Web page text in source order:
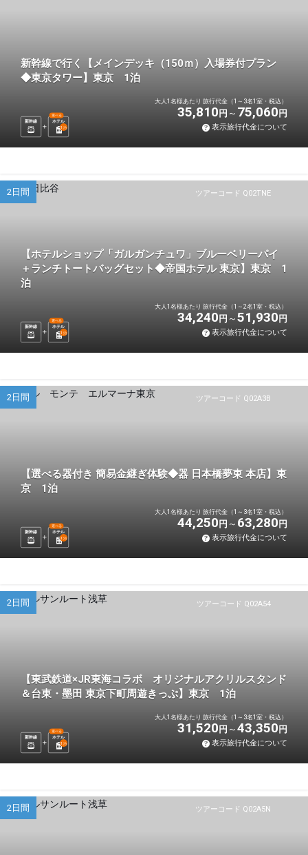
新幹線で行く【メインデッキ（150ｍ）入場券付プラン
◆東京タワー】東京 1泊
新幹線 ホテル
選べる
1 泊
大人1名様あたり 旅行代金（1～3名1室・税込）
35,810 円 75,060 円
表示旅行代金について
ツアーコード Q02TNE
2日間
【ホテルショップ「ガルガンチュワ」ブルーベリーパイ
＋ランチトートバッグセット◆帝国ホテル 東京】東京 1
泊
新幹線 ホテル
選べる
1 泊
大人1名様あたり 旅行代金（1～2名1室・税込）
34,240 円 51,930 円
表示旅行代金について
ツアーコード Q02A3B
2日間
【選べる器付き 簡易金継ぎ体験◆器 日本橋夢東 本店】東
京 1泊
新幹線 ホテル
選べる
1 泊
大人1名様あたり 旅行代金（1～3名1室・税込）
44,250 円 63,280 円
表示旅行代金について
ツアーコード Q02A54
2日間
【東武鉄道×JR東海コラボ オリジナルアクリルスタンド
＆台東・墨田 東京下町周遊きっぷ】東京 1泊
新幹線 ホテル
選べる
1 泊
大人1名様あたり 旅行代金（1～3名1室・税込）
31,520 円 43,350 円
表示旅行代金について
ツアーコード Q02A5N
2日間